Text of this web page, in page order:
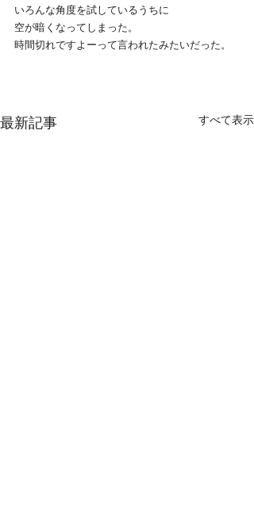
いろんな角度を試しているうちに
空が暗くなってしまった。
時間切れですよーって言われたみたいだった。
最新記事 すべて表示